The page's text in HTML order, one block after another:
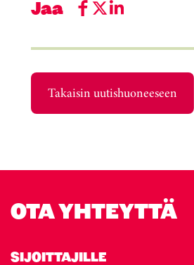
Jaa
Takaisin uutishuoneeseen
OTA YHTEYTTÄ
SIJOITTAJILLE